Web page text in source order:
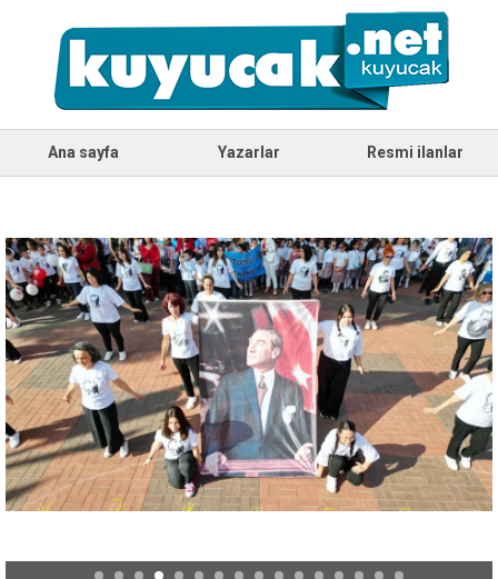
Ana sayfa Yazarlar Resmi ilanlar